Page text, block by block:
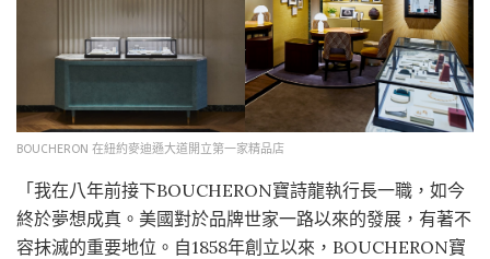
BOUCHERON 在紐約麥迪遜大道開立第一家精品店
「我在八年前接下BOUCHERON寶詩龍執行長一職，如今
終於夢想成真。美國對於品牌世家一路以來的發展，有著不
容抹滅的重要地位。自1858年創立以來，BOUCHERON寶